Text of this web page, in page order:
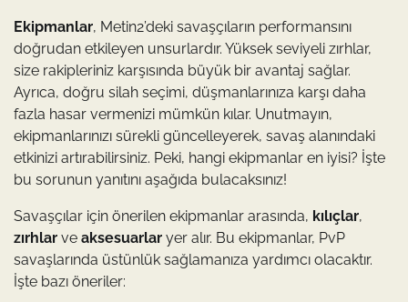
Ekipmanlar, Metin2’deki savaşçıların performansını
doğrudan etkileyen unsurlardır. Yüksek seviyeli zırhlar,
size rakipleriniz karşısında büyük bir avantaj sağlar.
Ayrıca, doğru silah seçimi, düşmanlarınıza karşı daha
fazla hasar vermenizi mümkün kılar. Unutmayın,
ekipmanlarınızı sürekli güncelleyerek, savaş alanındaki
etkinizi artırabilirsiniz. Peki, hangi ekipmanlar en iyisi? İşte
bu sorunun yanıtını aşağıda bulacaksınız!
Savaşçılar için önerilen ekipmanlar arasında, kılıçlar,
zırhlar ve aksesuarlar yer alır. Bu ekipmanlar, PvP
savaşlarında üstünlük sağlamanıza yardımcı olacaktır.
İşte bazı öneriler: